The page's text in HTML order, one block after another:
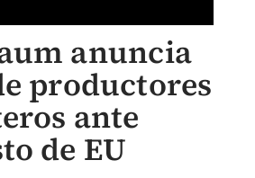
anuncia
productores
ante
de EU